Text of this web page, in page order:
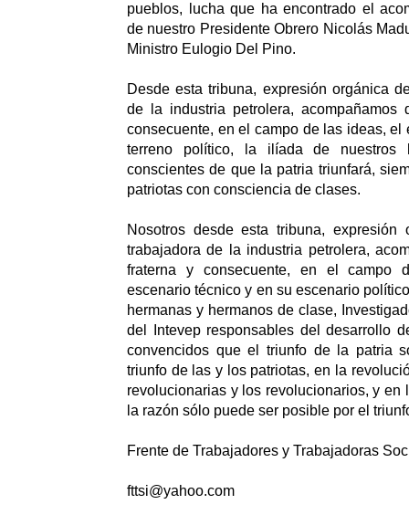
pueblos, lucha que ha encontrado el
de nuestro Presidente Obrero Nicolás
Ministro Eulogio Del Pino.
Desde esta tribuna, expresión orgánica
de la industria petrolera, acompañamos
consecuente, en el campo de las ideas, el
terreno político, la ilíada de nuestros
conscientes de que la patria triunfará,
patriotas con consciencia de clases.
Nosotros desde esta tribuna,
trabajadora de la industria petrolera,
fraterna y consecuente, en el campo
escenario técnico y en su escenario
hermanas y hermanos de clase,
del Intevep responsables del desarrollo
convencidos que el triunfo de la patria
triunfo de las y los patriotas, en la
revolucionarias y los revolucionarios, y en
la razón sólo puede ser posible por el
Frente de Trabajadores y Trabajadoras
fttsi@yahoo.com